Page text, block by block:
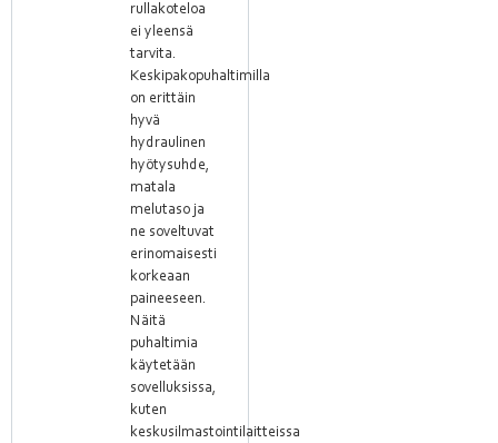
rullakoteloa
ei yleensä
tarvita.
Keskipakopuhaltimilla
on erittäin
hyvä
hydraulinen
hyötysuhde,
matala
melutaso ja
ne soveltuvat
erinomaisesti
korkeaan
paineeseen.
Näitä
puhaltimia
käytetään
sovelluksissa,
kuten
keskusilmastointilaitteissa